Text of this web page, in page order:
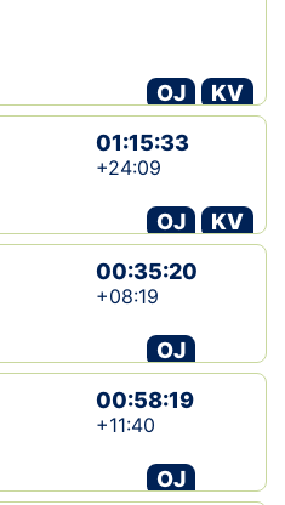
OJ
KV
01:15:33
+24:09
OJ
KV
00:35:20
+08:19
OJ
00:58:19
+11:40
OJ